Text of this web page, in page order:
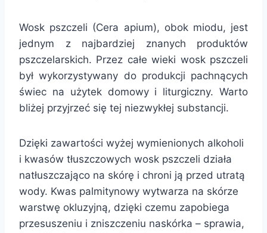
Wosk pszczeli (Cera apium), obok miodu, jest
jednym z najbardziej znanych produktów
pszczelarskich. Przez całe wieki wosk pszczeli
był wykorzystywany do produkcji pachnących
świec na użytek domowy i liturgiczny. Warto
bliżej przyjrzeć się tej niezwykłej substancji.
Dzięki zawartości wyżej wymienionych alkoholi
i kwasów tłuszczowych wosk pszczeli działa
natłuszczająco na skórę i chroni ją przed utratą
wody. Kwas palmitynowy wytwarza na skórze
warstwę okluzyjną, dzięki czemu zapobiega
przesuszeniu i zniszczeniu naskórka – sprawia,